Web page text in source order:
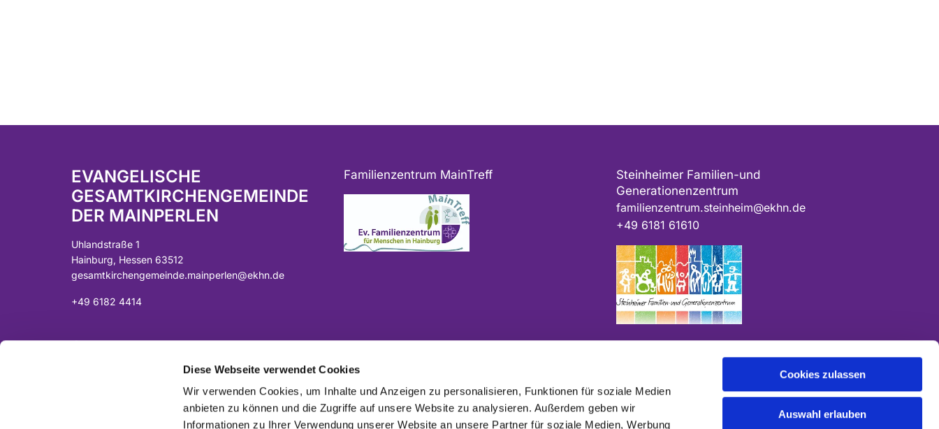
Diese Webseite verwendet Cookies
Wir verwenden Cookies, um Inhalte und Anzeigen zu personalisieren, Funktionen für soziale Medien
anbieten zu können und die Zugriffe auf unsere Website zu analysieren. Außerdem geben wir
Informationen zu Ihrer Verwendung unserer Website an unsere Partner für soziale Medien, Werbung
Cookies zulassen
Auswahl erlauben
EVANGELISCHE
GESAMTKIRCHENGEMEINDE
DER MAINPERLEN
Uhlandstraße 1
Hainburg, Hessen 63512
gesamtkirchengemeinde.mainperlen@ekhn.de
+49 6182 4414
Spendenkonto:
DE07 5065 2124 0001 0040 43
Sparkasse Langen-Seligenstadt
Familienzentrum MainTreff
ggf. das Projekt und/oder die Kirchengemeinde an.
Steinheimer Familien-und
Generationenzentrum
familienzentrum.steinheim@ekhn.de
+49 6181 61610